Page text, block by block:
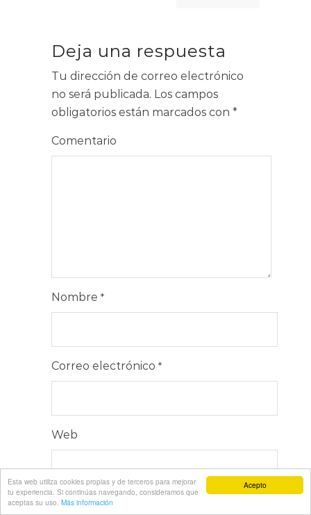
Acepto
Esta web utiliza cookies propias y de terceros para mejorar
tu experiencia. Si continúas navegando, consideramos que
aceptas su uso. Más información
Deja una respuesta
Tu dirección de correo electrónico
no será publicada. Los campos
obligatorios están marcados con *
Comentario
Nombre *
Correo electrónico *
Web
En Explorala La Bola todos tus datos serán